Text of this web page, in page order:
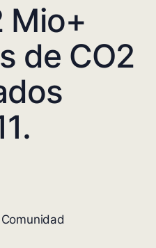
Mio+
de CO2